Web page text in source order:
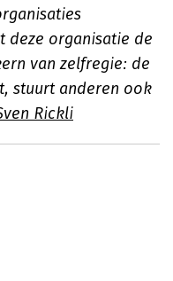
deze organisatie de
van zelfregie: de
stuurt anderen ook
Rickli